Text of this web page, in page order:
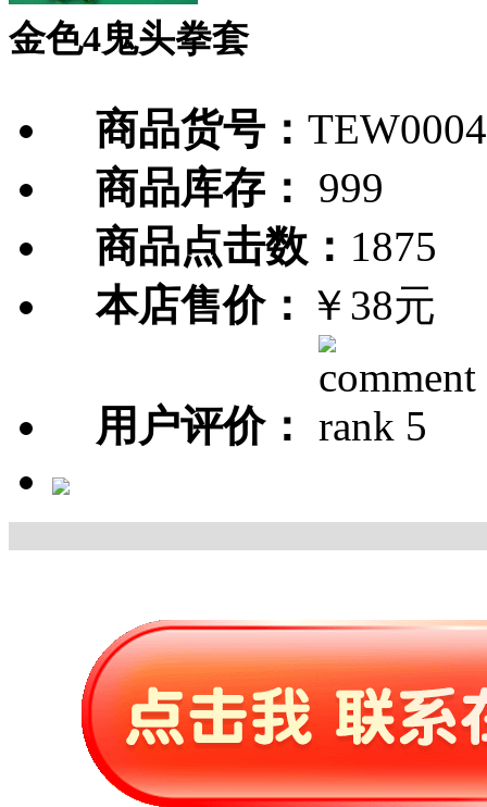
金色4鬼头拳套
商品货号：
商品库存：
999
商品点击数： 1875
本店售价： ￥38元
用户评价：